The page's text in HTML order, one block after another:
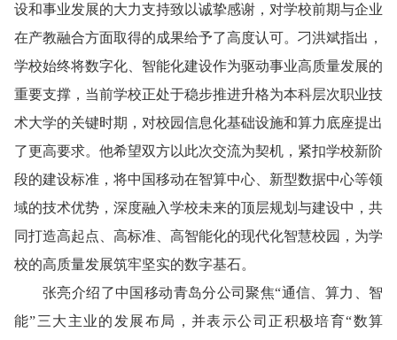
设和事业发展的大力支持致以诚挚感谢，对学校前期与企业
在产教融合方面取得的成果给予了高度认可。刁洪斌指出，
学校始终将数字化、智能化建设作为驱动事业高质量发展的
重要支撑，当前学校正处于稳步推进升格为本科层次职业技
术大学的关键时期，对校园信息化基础设施和算力底座提出
了更高要求。他希望双方以此次交流为契机，紧扣学校新阶
段的建设标准，将中国移动在智算中心、新型数据中心等领
域的技术优势，深度融入学校未来的顶层规划与建设中，共
同打造高起点、高标准、高智能化的现代化智慧校园，为学
校的高质量发展筑牢坚实的数字基石。
张亮介绍了中国移动青岛分公司聚焦“通信、算力、智
能”三大主业的发展布局，并表示公司正积极培育“数算